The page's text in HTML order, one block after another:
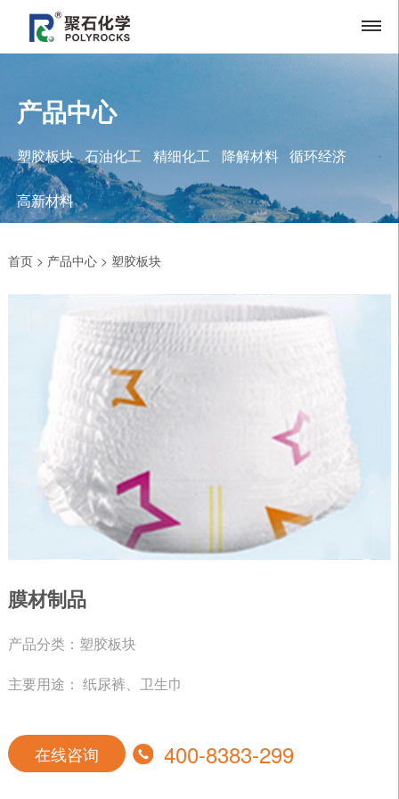
产品中心
塑胶板块 石油化工 精细化工 降解材料 循环经济
高新材料
首页> 产品中心> 塑胶板块
膜材制品
产品分类：塑胶板块
主要用途： 纸尿裤、卫生巾
在线咨询 400-8383-299